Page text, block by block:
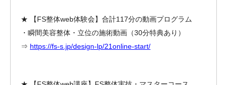
★ 【FS整体web体験会】合計117分の動画プログラム
・瞬間美容整体・立位の施術動画（30分特典あり）
⇒ https://fs-s.jp/design-lp/21online-start/